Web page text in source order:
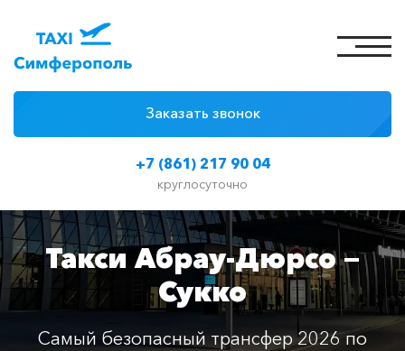
+7 (861) 217 90 04
круглосуточно
Заказать звонок
Цены на такси
Классы автомобилей
Отзывы
Контакты
Такси Абрау-Дюрсо —
Сукко
Самый безопасный трансфер 2026 по